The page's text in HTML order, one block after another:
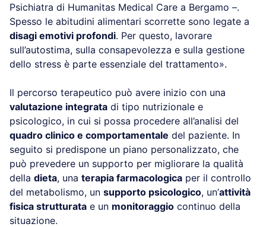
Psichiatra di Humanitas Medical Care a Bergamo –.
Spesso le abitudini alimentari scorrette sono legate a
disagi emotivi profondi. Per questo, lavorare
sull’autostima, sulla consapevolezza e sulla gestione
dello stress è parte essenziale del trattamento».
Il percorso terapeutico può avere inizio con una
valutazione integrata di tipo nutrizionale e
psicologico, in cui si possa procedere all’analisi del
quadro clinico e comportamentale del paziente. In
seguito si predispone un piano personalizzato, che
può prevedere un supporto per migliorare la qualità
della dieta, una terapia farmacologica per il controllo
del metabolismo, un supporto psicologico, un’attività
fisica strutturata e un monitoraggio continuo della
situazione.